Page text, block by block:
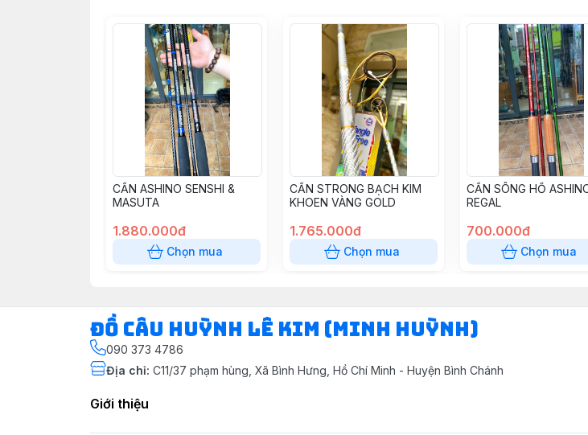
CẦN ASHINO SENSHI &
MASUTA
1.880.000đ
Chọn mua
CẦN STRONG BẠCH KIM
KHOEN VÀNG GOLD
1.765.000đ
Chọn mua
CẦN SÔNG HỒ
REGAL
700.000đ
Chọn mua
ĐỒ CÂU HUỲNH LÊ KIM (MINH HUỲNH)
090 373 4786
Địa chỉ: C11/37 phạm hùng, Xã Bình Hưng, Hồ Chí Minh - Huyện Bình Chánh
Giới thiệu